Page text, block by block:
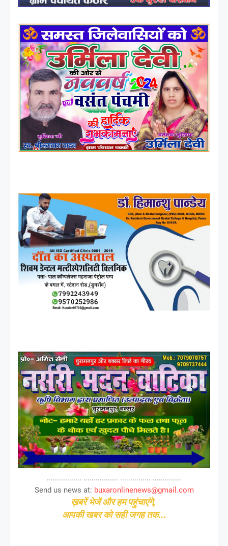
................. ................. ............... ..............
Send us news at: buxaronlinenews@gmail.com
ख़बरें भेजें और हम पहुंचाएंगे,
आपकी खबर को सही जगह तक...